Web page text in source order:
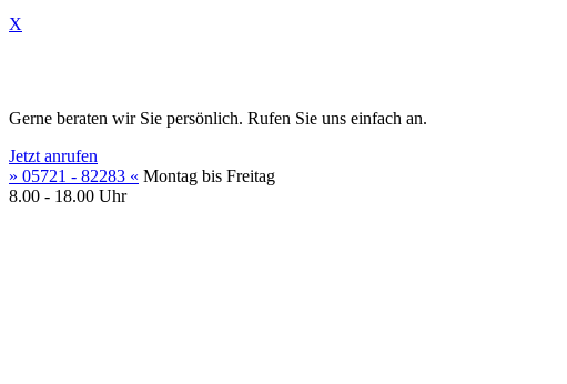
X
Gerne beraten wir Sie persönlich. Rufen Sie uns einfach an.
Jetzt anrufen
» 05721 - 82283 « Montag bis Freitag
8.00 - 18.00 Uhr